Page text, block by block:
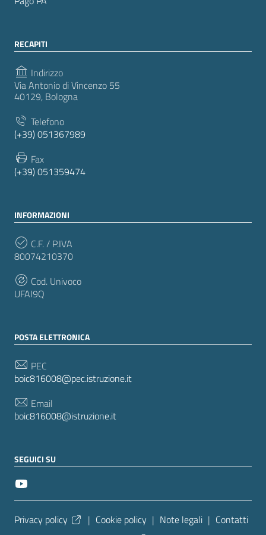
RECAPITI
Indirizzo
Via Antonio di Vincenzo 55
40129, Bologna
Telefono
(+39) 051367989
Fax
(+39) 051359474
INFORMAZIONI
C.F. / P.IVA
80074210370
Cod. Univoco
UFAI9Q
POSTA ELETTRONICA
PEC
boic816008@pec.istruzione.it
Email
boic816008@istruzione.it
SEGUICI SU
Sezione Link Utili
Privacy policy | Cookie policy | Note legali | Contatti